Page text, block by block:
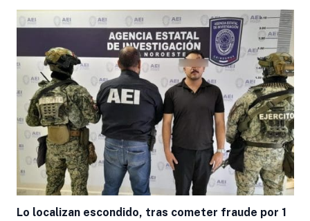
Lo localizan escondido, tras cometer fraude por 1